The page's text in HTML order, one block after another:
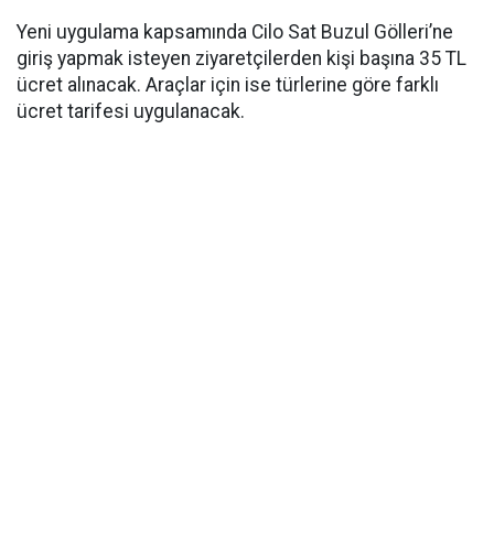
Yeni uygulama kapsamında Cilo Sat Buzul Gölleri’ne
giriş yapmak isteyen ziyaretçilerden kişi başına 35 TL
ücret alınacak. Araçlar için ise türlerine göre farklı
ücret tarifesi uygulanacak.